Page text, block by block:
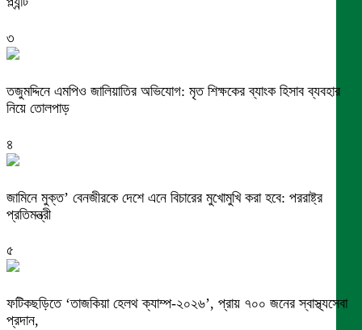
৩
তজুমদ্দিনে এমপিও জালিয়াতির অভিযোগ: মৃত শিক্ষকের ব্যাংক হিসাব ব্যবহার
নিয়ে তোলপাড়
৪
জামিনে মুক্ত’ বেনজীরকে দেশে এনে বিচারের মুখোমুখি করা হবে: পররাষ্ট্র
প্রতিমন্ত্রী
৫
ফটিকছড়িতে ‘তাজকিয়া হেলথ ক্যাম্প-২০২৬’, প্রায় ৭০০ জনের স্বাস্থ্যসেবা
প্রদান,